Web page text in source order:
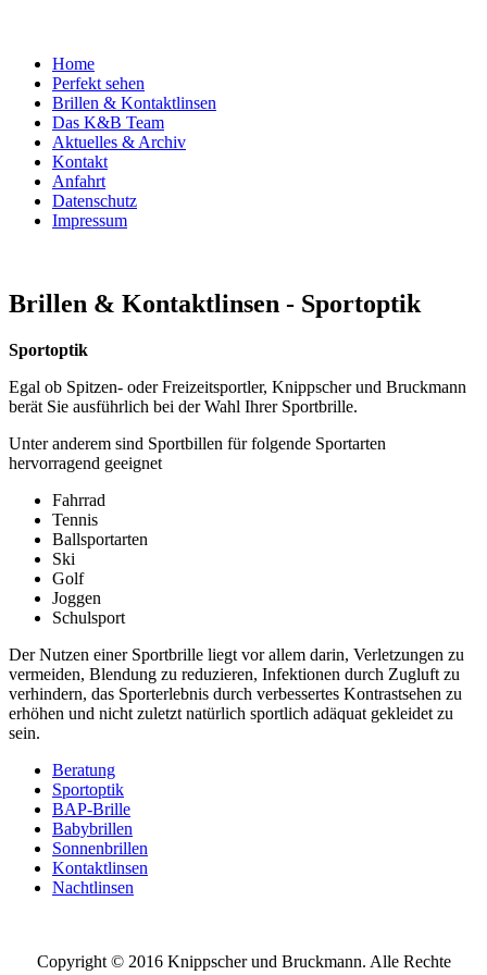
Home
Perfekt sehen
Brillen & Kontaktlinsen
Das K&B Team
Aktuelles & Archiv
Kontakt
Anfahrt
Datenschutz
Impressum
Brillen & Kontaktlinsen - Sportoptik
Sportoptik
Egal ob Spitzen- oder Freizeitsportler, Knippscher und Bruckmann
berät Sie ausführlich bei der Wahl Ihrer Sportbrille.
Unter anderem sind Sportbillen für folgende Sportarten
hervorragend geeignet
Fahrrad
Tennis
Ballsportarten
Ski
Golf
Joggen
Schulsport
Der Nutzen einer Sportbrille liegt vor allem darin, Verletzungen zu
vermeiden, Blendung zu reduzieren, Infektionen durch Zugluft zu
verhindern, das Sporterlebnis durch verbessertes Kontrastsehen zu
erhöhen und nicht zuletzt natürlich sportlich adäquat gekleidet zu
sein.
Beratung
Sportoptik
BAP-Brille
Babybrillen
Sonnenbrillen
Kontaktlinsen
Nachtlinsen
Copyright © 2016 Knippscher und Bruckmann. Alle Rechte